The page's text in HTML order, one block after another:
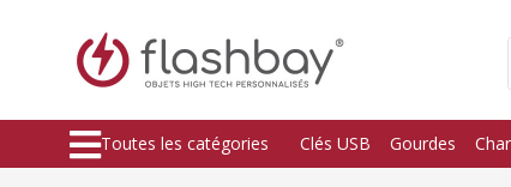
Toutes les catégories Clés USB Gourdes